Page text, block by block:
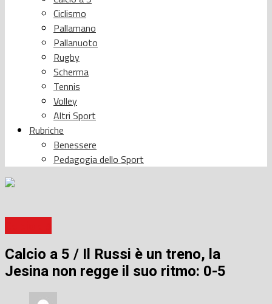
Ciclismo
Pallamano
Pallanuoto
Rugby
Scherma
Tennis
Volley
Altri Sport
Rubriche
Benessere
Pedagogia dello Sport
Calcio a 5 / Il Russi è un treno, la
Jesina non regge il suo ritmo: 0-5